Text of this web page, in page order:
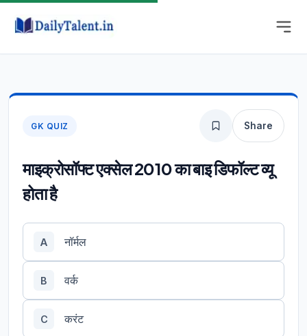
GK QUIZ Share
माइक्रोसॉफ्ट एक्सेल 2010 का बाइ डिफॉल्ट व्यू
होता है
A नॉर्मल
B वर्क
C करंट